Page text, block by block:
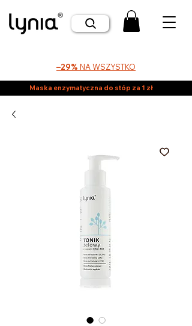
–29% NA WSZYSTKO
Maska enzymatyczna do stóp za 1 zł